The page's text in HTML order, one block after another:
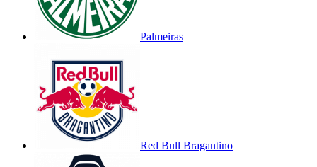
Palmeiras
Red Bull Bragantino